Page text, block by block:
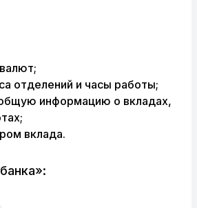
отделений и часы работы;
информацию о вкладах,
вклада.